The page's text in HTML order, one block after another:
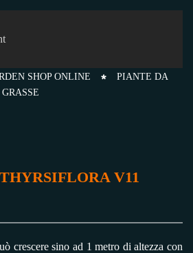
SHOP ONLINE
PIANTE DA
V11
crescere sino ad 1 metro di altezza con